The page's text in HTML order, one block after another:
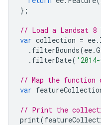
};
// Load a Landsat 8
var collection = ee.
. filterBounds(ee.
. filterDate(
// Map the function
var
// Print the
print(